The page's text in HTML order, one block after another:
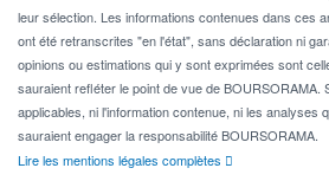
leur sélection. Les informations contenues dans ces
ont été retranscrites "en l'état", sans déclaration ni
opinions ou estimations qui y sont exprimées sont
sauraient refléter le point de vue de BOURSORAMA.
applicables, ni l'information contenue, ni les analyses
sauraient engager la responsabilité BOURSORAMA.
Lire les mentions légales complètes